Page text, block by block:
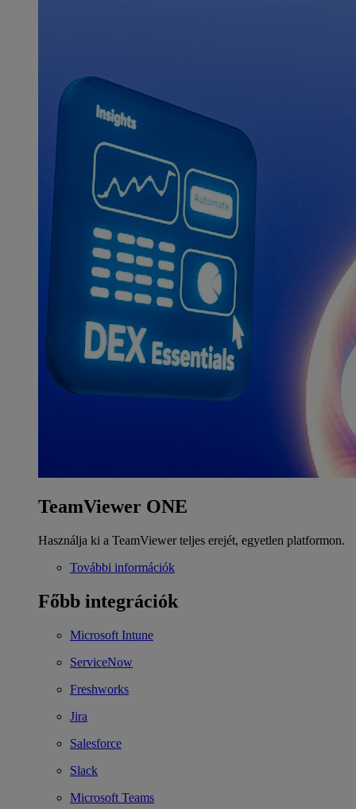
TeamViewer ONE
Használja ki a TeamViewer teljes erejét, egyetlen platformon.
További információk
Főbb integrációk
Microsoft Intune
ServiceNow
Freshworks
Jira
Salesforce
Slack
Microsoft Teams